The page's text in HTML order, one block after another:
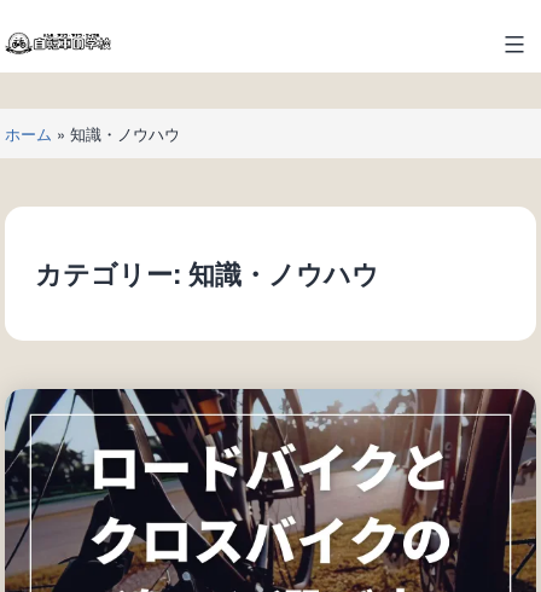
ン
テ
ツ
へ
キ
自
転
車
の
学
ホーム » 知識・ノウハウ
カテゴリー: 知識・ノウハウ